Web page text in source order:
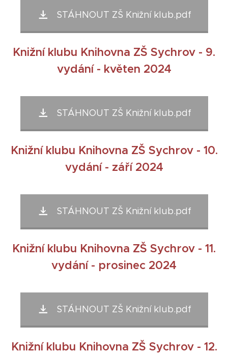
STÁHNOUT ZŠ Knižní klub.pdf
Knižní klubu Knihovna ZŠ Sychrov - 9.
vydání - květen 2024
STÁHNOUT ZŠ Knižní klub.pdf
Knižní klubu Knihovna ZŠ Sychrov - 10.
vydání - září 2024
STÁHNOUT ZŠ Knižní klub.pdf
Knižní klubu Knihovna ZŠ Sychrov - 11.
vydání - prosinec 2024
STÁHNOUT ZŠ Knižní klub.pdf
Knižní klubu Knihovna ZŠ Sychrov - 12.